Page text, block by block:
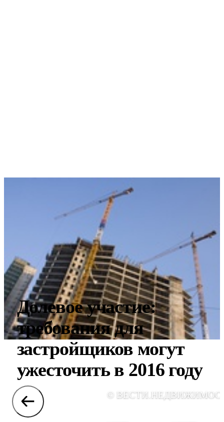
Долевое участие:
требования для
застройщиков могут
ужесточить в 2016 году
©